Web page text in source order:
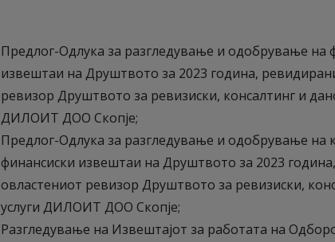
Предлог-Одлука за разгледување и одобрување на
извештаи на Друштвото за 2023 година,
ревизор Друштвото за ревизиски, консалтинг и
ДИЛОИТ ДОО Скопје;
Предлог-Одлука за разгледување и одобрување на
финансиски извештаи на Друштвото за 2023
овластениот ревизор Друштвото за ревизиски,
услуги ДИЛОИТ ДОО Скопје;
Разгледување на Извештајот за работата на